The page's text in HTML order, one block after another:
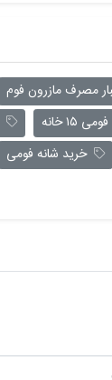
مصرف مازرون فوم
۱۵ خانه
خرید شانه فومی